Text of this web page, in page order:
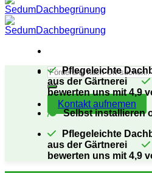
Kontakt aufnemen
Pflegeleichte
aus der Gärtnerei
bewerten uns mit 4,9
Selbst installieren
Pflegeleichte
aus der Gärtnerei
bewerten uns mit 4,9